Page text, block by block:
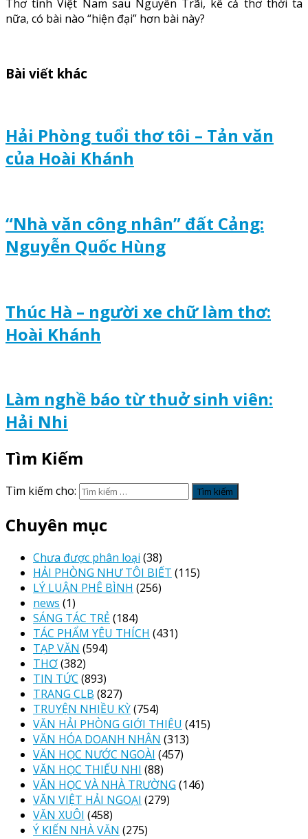
Thơ tình Việt Nam sau Nguyễn Trãi, kể cả thơ thời ta
nữa, có bài nào “hiện đại” hơn bài này?
Bài viết khác
Hải Phòng tuổi thơ tôi – Tản văn
của Hoài Khánh
“Nhà văn công nhân” đất Cảng:
Nguyễn Quốc Hùng
Thúc Hà – người xe chữ làm thơ:
Hoài Khánh
Làm nghề báo từ thuở sinh viên:
Hải Nhi
Tìm Kiếm
Tìm kiếm cho:
Chuyên mục
Chưa được phân loại (38)
HẢI PHÒNG NHƯ TÔI BIẾT (115)
LÝ LUẬN PHÊ BÌNH (256)
news (1)
SÁNG TÁC TRẺ (184)
TÁC PHẨM YÊU THÍCH (431)
TẠP VĂN (594)
THƠ(382)
TIN TỨC (893)
TRANG CLB (827)
TRUYỆN NHIỀU KỲ(754)
VĂN HẢI PHÒNG GIỚI THIỆU (415)
VĂN HÓA DOANH NHÂN (313)
VĂN HỌC NƯỚC NGOÀI (457)
VĂN HỌC THIẾU NHI (88)
VĂN HỌC VÀ NHÀ TRƯỜNG (146)
VĂN VIỆT HẢI NGOẠI (279)
VĂN XUÔI (458)
Ý KIẾN NHÀ VĂN (275)